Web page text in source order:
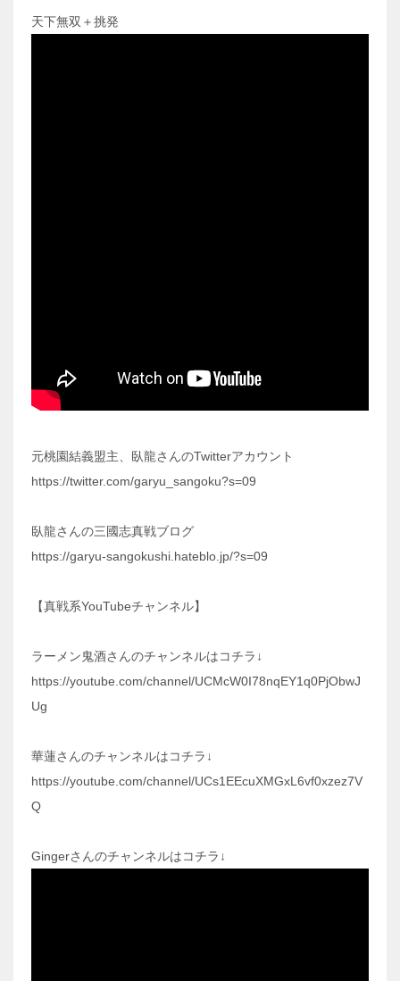
天下無双＋挑発
元桃園結義盟主、臥龍さんのTwitterアカウント
https://twitter.com/garyu_sangoku?s=09
臥龍さんの三國志真戦ブログ
https://garyu-sangokushi.hateblo.jp/?s=09
【真戦系YouTubeチャンネル】
ラーメン鬼酒さんのチャンネルはコチラ↓
https://youtube.com/channel/UCMcW0I78nqEY1q0PjObwJ
Ug
華蓮さんのチャンネルはコチラ↓
https://youtube.com/channel/UCs1EEcuXMGxL6vf0xzez7V
Q
Gingerさんのチャンネルはコチラ↓